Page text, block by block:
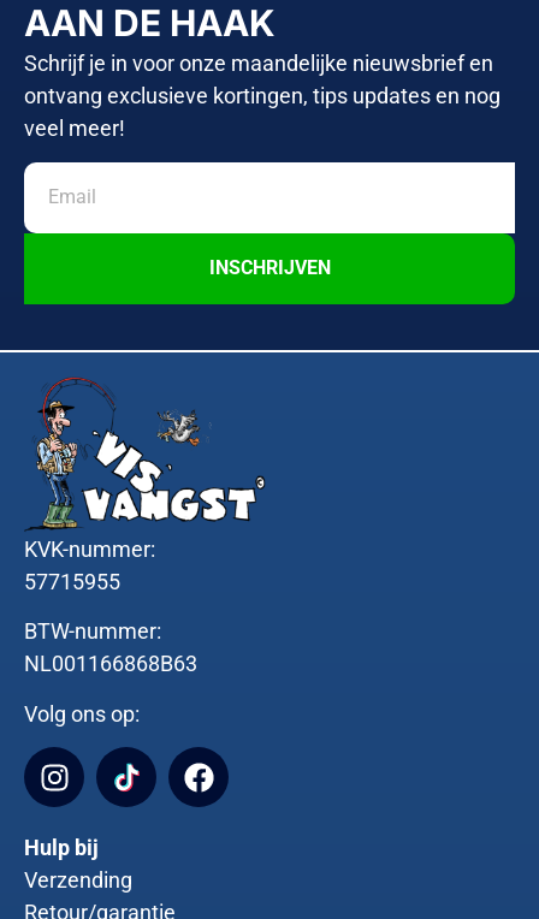
AAN DE HAAK
Schrijf je in voor onze maandelijke nieuwsbrief en
ontvang exclusieve kortingen, tips updates en nog
veel meer!
INSCHRIJVEN
KVK-nummer:
57715955
BTW-nummer:
NL001166868B63
Volg ons op:
Hulp bij
Verzending
Retour/garantie